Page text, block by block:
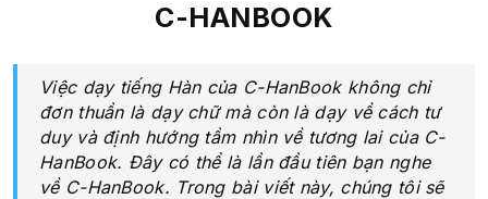
C-HANBOOK
Việc dạy tiếng Hàn của C-HanBook không chỉ
đơn thuần là dạy chữ mà còn là dạy về cách tư
duy và định hướng tầm nhìn về tương lai của C-
HanBook. Đây có thể là lần đầu tiên bạn nghe
về C-HanBook. Trong bài viết này, chúng tôi sẽ